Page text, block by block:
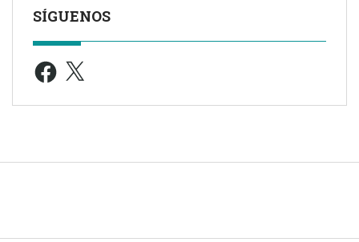
SÍGUENOS
Facebook
X